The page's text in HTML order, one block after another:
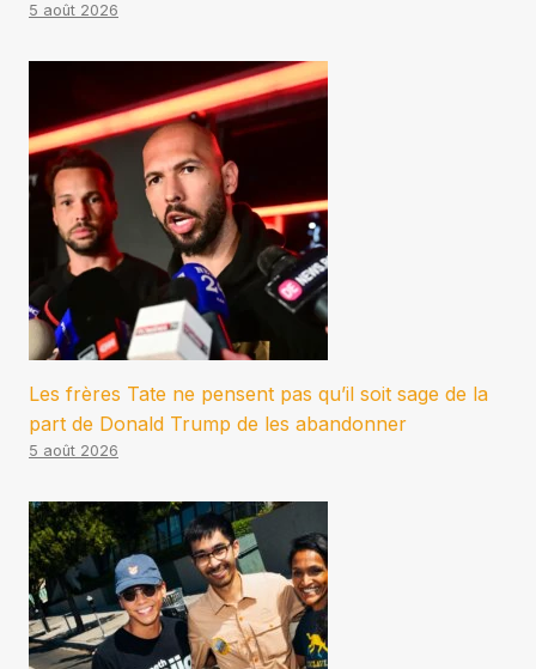
5 août 2026
Les frères Tate ne pensent pas qu’il soit sage de la
part de Donald Trump de les abandonner
5 août 2026